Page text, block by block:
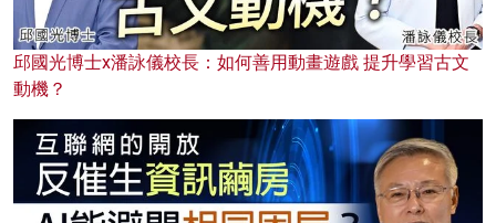
邱國光博士x潘詠儀校長：如何善用動畫遊戲 提升學習古文
動機？